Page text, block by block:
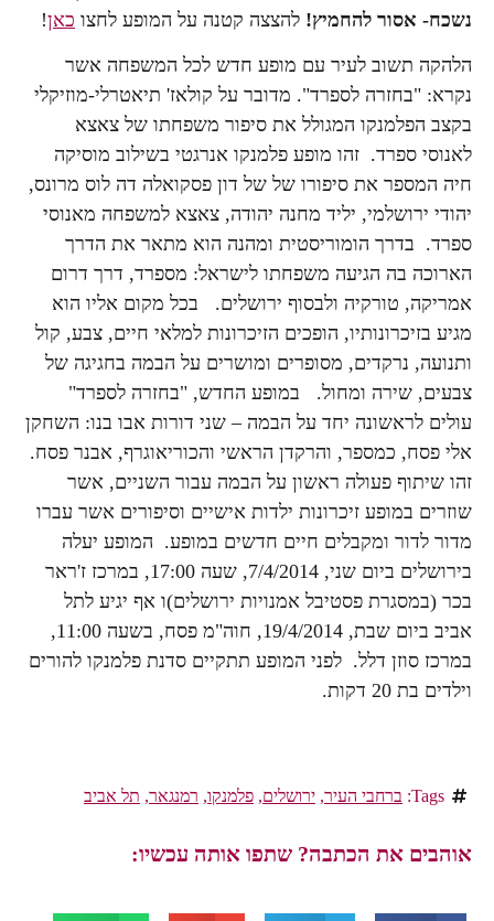
נשכח- אסור להחמיץ! להצצה קטנה על המופע לחצו כאן!
הלהקה תשוב לעיר עם מופע חדש לכל המשפחה אשר
נקרא: "בחזרה לספרד". מדובר על קולאז' תיאטרלי-מוזיקלי
בקצב הפלמנקו המגולל את סיפור משפחתו של צאצא
לאנוסי ספרד. זהו מופע פלמנקו אנרגטי בשילוב מוסיקה
חיה המספר את סיפורו של של דון פסקואלה דה לוס מרונס,
יהודי ירושלמי, יליד מחנה יהודה, צאצא למשפחה מאנוסי
ספרד. בדרך הומוריסטית ומהנה הוא מתאר את הדרך
הארוכה בה הגיעה משפחתו לישראל: מספרד, דרך דרום
אמריקה, טורקיה ולבסוף ירושלים. בכל מקום אליו הוא
מגיע בזיכרונותיו, הופכים הזיכרונות למלאי חיים, צבע, קול
ותנועה, נרקדים, מסופרים ומושרים על הבמה בחגיגה של
צבעים, שירה ומחול. במופע החדש, "בחזרה לספרד"
עולים לראשונה יחד על הבמה – שני דורות אבו בנו: השחקן
אלי פסח, כמספר, והרקדן הראשי והכוריאוגרף, אבנר פסח.
זהו שיתוף פעולה ראשון על הבמה עבור השניים, אשר
שוזרים במופע זיכרונות ילדות אישיים וסיפורים אשר עברו
מדור לדור ומקבלים חיים חדשים במופע. המופע יעלה
בירושלים ביום שני, 7/4/2014, שעה 17:00, במרכז ז'ראר
בכר (במסגרת פסטיבל אמנויות ירושלים)ו אף יגיע לתל
אביב ביום שבת, 19/4/2014, חוה"מ פסח, בשעה 11:00,
במרכז סוזן דלל. לפני המופע תתקיים סדנת פלמנקו להורים
וילדים בת 20 דקות.
Tags: ברחבי העיר, ירושלים, פלמנקו, רמנגאר, תל אביב
אוהבים את הכתבה? שתפו אותה עכשיו: